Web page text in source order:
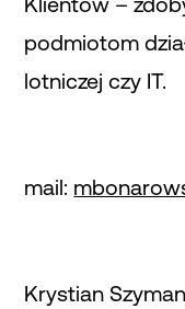
podmiotom
lotniczej czy IT.
mail:
Krystian